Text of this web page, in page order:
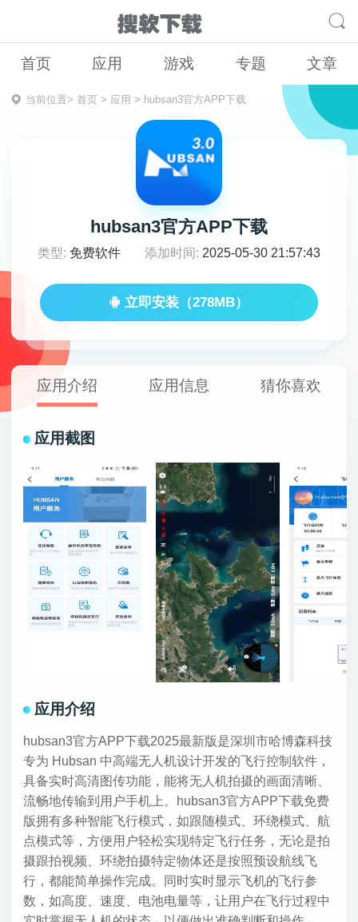
首页 应用 游戏 专题 文章
当前位置> 首页> 应用 > hubsan3官方APP下载
hubsan3官方APP下载
类型: 免费软件 添加时间: 2025-05-30 21:57:43
立即安装（278MB）
应用介绍 应用信息 猜你喜欢
应用截图
应用介绍
hubsan3官方APP下载2025最新版是深圳市哈博森科技
专为 Hubsan 中高端无人机设计开发的飞行控制软件，
具备实时高清图传功能，能将无人机拍摄的画面清晰、
流畅地传输到用户手机上。hubsan3官方APP下载免费
版拥有多种智能飞行模式，如跟随模式、环绕模式、航
点模式等，方便用户轻松实现特定飞行任务，无论是拍
摄跟拍视频、环绕拍摄特定物体还是按照预设航线飞
行，都能简单操作完成。同时实时显示飞机的飞行参
数，如高度、速度、电池电量等，让用户在飞行过程中